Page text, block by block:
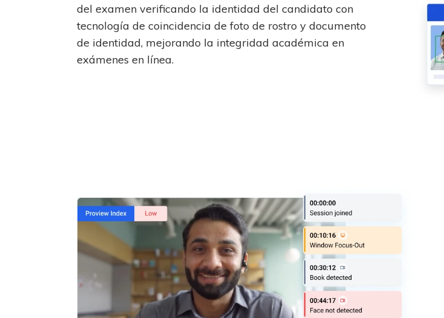
del examen verificando la identidad del candidato con
tecnología de coincidencia de foto de rostro y documento
de identidad, mejorando la integridad académica en
exámenes en línea.